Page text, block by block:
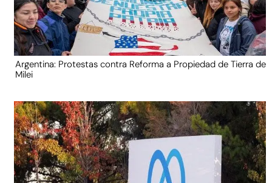
Argentina: Protestas contra Reforma a Propiedad de Tierra de
Milei